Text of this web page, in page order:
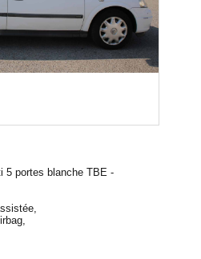
5 portes blanche TBE -